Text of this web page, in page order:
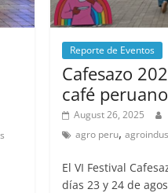
Reporte de Eventos
Cafesazo
café
August 26, 2025
agro peru,
El VI Festival
días 23 y 24 de